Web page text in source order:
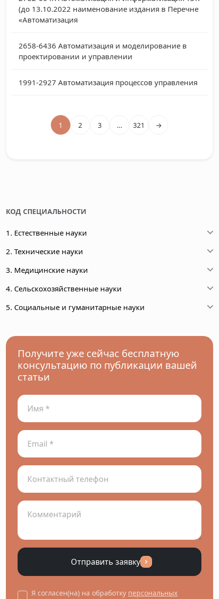
(до 13.10.2022 наименование издания в Перечне
«Автоматизация
2658-6436 Автоматизация и моделирование в
проектировании и управлении
1991-2927 Автоматизация процессов управления
1 2 3 … 321 →
КОД СПЕЦИАЛЬНОСТИ
1. Естественные науки
2. Технические науки
3. Медицинские науки
4. Сельскохозяйственные науки
5. Социальные и гуманитарные науки
Получите уже сейчас бесплатную
консультацию по публикации вашей
статьи
Отправить заявку
Я согласен(на) на обработку персональных